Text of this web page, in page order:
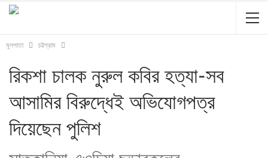
মূলপাতা চট্টগ্রাম
রিকশা চালক নুরুল কবির হত্যা-সব
আসামির বিরুদ্ধেই অভিযোগপত্র
দিয়েছেন পুলিশ